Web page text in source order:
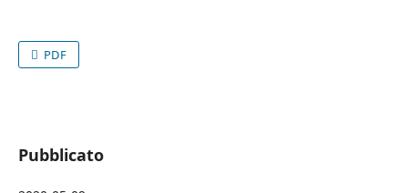
PDF
Pubblicato